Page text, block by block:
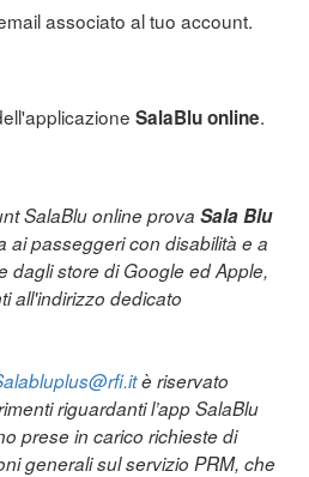
associato al tuo account.
SalaBlu online.
SalaBlu online prova Sala Blu
ai passeggeri con disabilità e a
dagli store di Google ed Apple,
all'indirizzo dedicato
è riservato
riguardanti l’app SalaBlu
prese in carico richieste di
generali sul servizio PRM, che